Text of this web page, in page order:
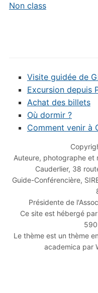
Non class
Visite guidée de
Excursion depuis
Achat des billets
Où dormir ?
Comment venir à
Auteure, photographe et
Cauderlier, 38
Guide-Conférencière,
Présidente de
Ce site est hébergé
Le thème est un thème
academica par